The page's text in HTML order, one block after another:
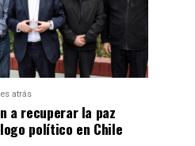
atrás
a recuperar la paz
político en Chile